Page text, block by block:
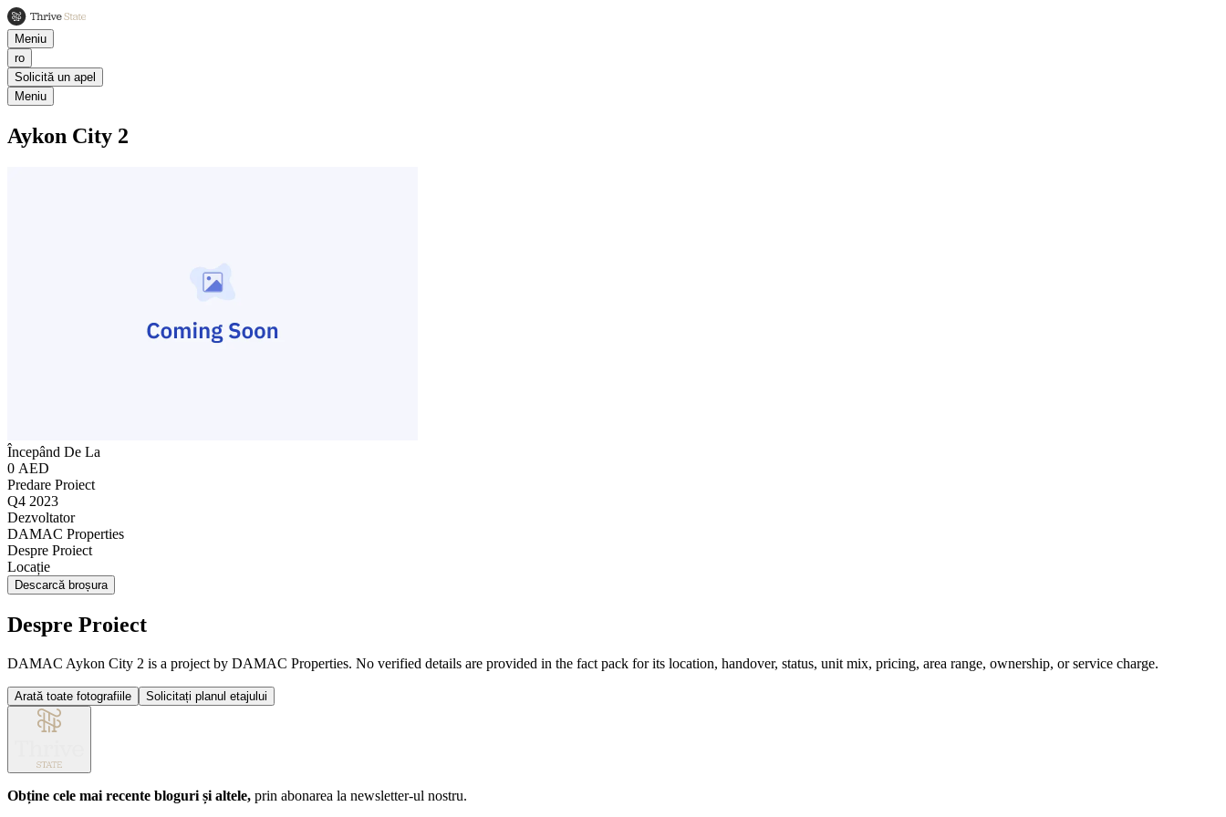
Meniu
ro
Solicită un apel
Meniu
Aykon City 2
Începând De La
0 AED
Predare Proiect
Q4 2023
Dezvoltator
DAMAC Properties
Despre Proiect
Locație
Descarcă broșura
Despre Proiect
DAMAC Aykon City 2 is a project by DAMAC Properties. No verified details are provided in the fact pack for its location, handover, status, unit mix, pricing, area range, ownership, or service charge.
Arată toate fotografiile Solicitați planul etajului
Obține cele mai recente bloguri și altele, prin abonarea la newsletter-ul nostru.